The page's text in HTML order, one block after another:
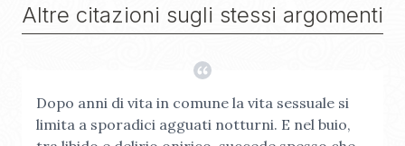
Altre citazioni sugli stessi argomenti
Dopo anni di vita in comune la vita sessuale si
limita a sporadici agguati notturni. E nel buio,